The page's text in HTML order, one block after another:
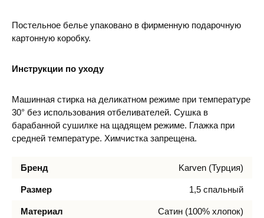
Постельное белье упаковано в фирменную подарочную
картонную коробку.
Инструкции по уходу
Машинная стирка на деликатном режиме при температуре
30° без использования отбеливателей. Сушка в
барабанной сушилке на щадящем режиме. Глажка при
средней температуре. Химчистка запрещена.
Бренд Karven (Турция)
Размер 1,5 спальный
Материал Сатин (100% хлопок)